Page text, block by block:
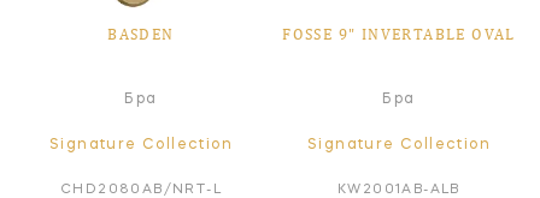
BASDEN
Бра
Signature Collection
CHD2080AB/NRT-L
FOSSE 9" INVERTABLE OVAL
Бра
Signature Collection
KW2001AB-ALB